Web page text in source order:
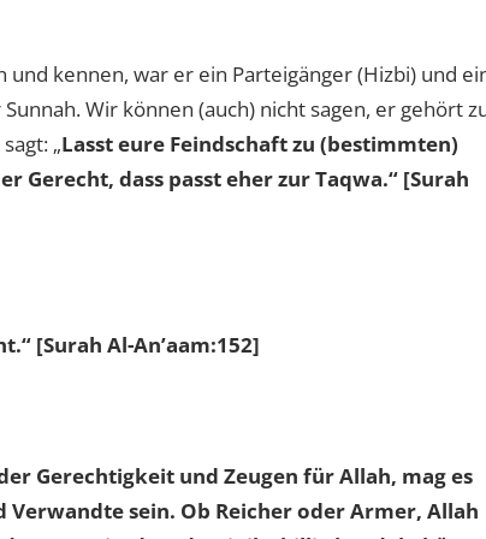
kennen, war er ein Parteigänger (Hizbi) und
Wir können (auch) nicht sagen, er gehört
„Lasst eure Feindschaft zu (bestimmten)
Gerecht, dass passt eher zur Taqwa.“ [Surah
[Surah Al-An’aam:152]
Gerechtigkeit und Zeugen für Allah, mag es
sein. Ob Reicher oder Armer, Allah